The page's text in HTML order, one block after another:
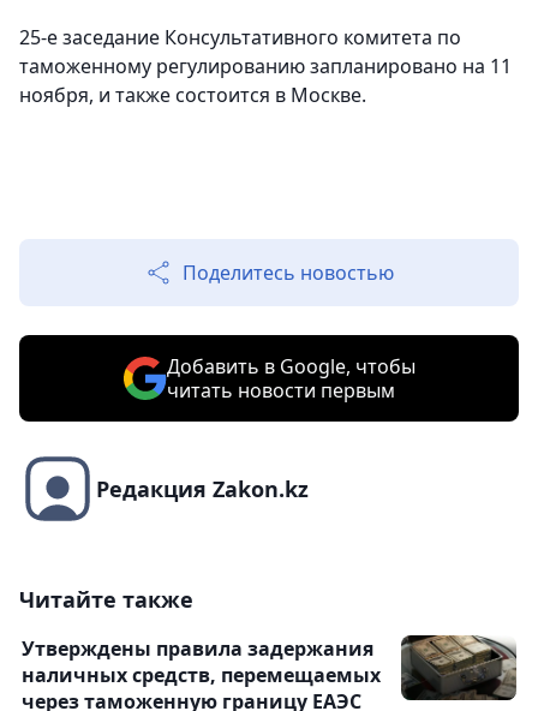
25-е заседание Консультативного комитета по
таможенному регулированию запланировано на 11
ноября, и также состоится в Москве.
Поделитесь новостью
Добавить в Google, чтобы
читать новости первым
Редакция Zakon.kz
Читайте также
Утверждены правила задержания
наличных средств, перемещаемых
через таможенную границу ЕАЭС